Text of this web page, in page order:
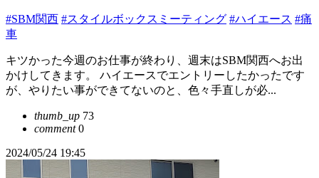
#SBM関西 #スタイルボックスミーティング #ハイエース #痛
車
キツかった今週のお仕事が終わり、週末はSBM関西へお出
かけしてきます。 ハイエースでエントリーしたかったです
が、やりたい事ができてないのと、色々手直しが必...
thumb_up 73
comment0
2024/05/24 19:45